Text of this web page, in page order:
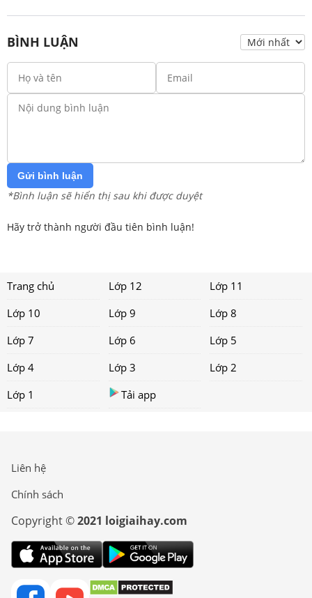
BÌNH LUẬN
Gửi bình luận
*Bình luận sẽ hiển thị sau khi được duyệt
Hãy trở thành người đầu tiên bình luận!
Trang chủ Lớp 12
Lớp 11
Lớp 10
Lớp 9
Lớp 8
Lớp 7
Lớp 6
Lớp 5
Lớp 4
Lớp 3
Lớp 2
Lớp 1
Tải app
Liên hệ
Chính sách
Copyright ©2021 loigiaihay.com